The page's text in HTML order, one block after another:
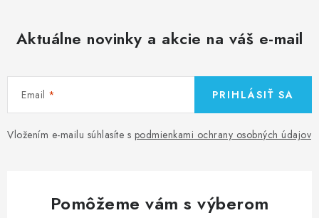
Aktuálne novinky a akcie na váš e-mail
Email
Vložením e-mailu súhlasíte s podmienkami ochrany osobných údajov
PRIHLÁSIŤ SA
Pomôžeme vám s výberom